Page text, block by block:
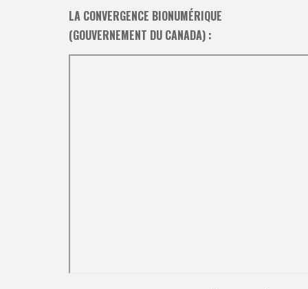
LA CONVERGENCE BIONUMÉRIQUE
(GOUVERNEMENT DU CANADA) :